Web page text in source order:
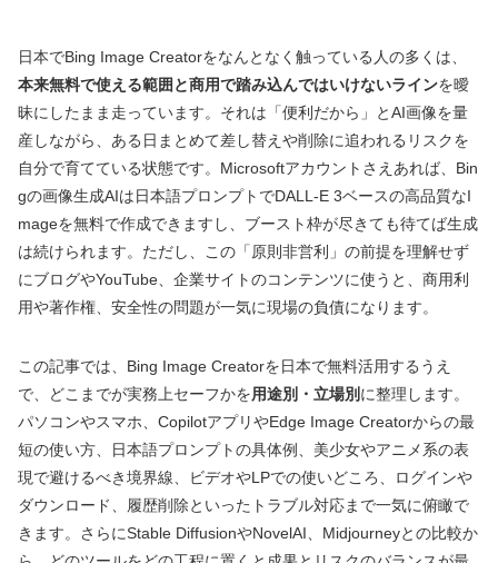
日本でBing Image Creatorをなんとなく触っている人の多くは、
本来無料で使える範囲と商用で踏み込んではいけないラインを曖
昧にしたまま走っています。それは「便利だから」とAI画像を量
産しながら、ある日まとめて差し替えや削除に追われるリスクを
自分で育てている状態です。Microsoftアカウントさえあれば、Bin
gの画像生成AIは日本語プロンプトでDALL-E 3ベースの高品質なI
mageを無料で作成できますし、ブースト枠が尽きても待てば生成
は続けられます。ただし、この「原則非営利」の前提を理解せず
にブログやYouTube、企業サイトのコンテンツに使うと、商用利
用や著作権、安全性の問題が一気に現場の負債になります。
この記事では、Bing Image Creatorを日本で無料活用するうえ
で、どこまでが実務上セーフかを用途別・立場別 に整理します。
パソコンやスマホ、CopilotアプリやEdge Image Creatorからの最
短の使い方、日本語プロンプトの具体例、美少女やアニメ系の表
現で避けるべき境界線、ビデオやLPでの使いどころ、ログインや
ダウンロード、履歴削除といったトラブル対応まで一気に俯瞰で
きます。さらにStable DiffusionやNovelAI、Midjourneyとの比較か